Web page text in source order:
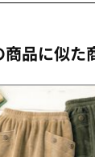
商品に似た